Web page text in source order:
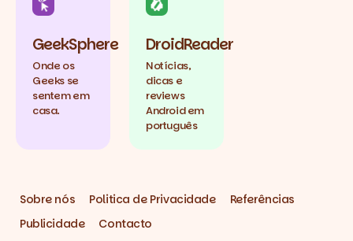
GeekSphere
Onde os
Geeks se
sentem em
casa.
DroidReader
Notícias,
dicas e
reviews
Android em
português
Sobre nós Politica de Privacidade
Referências
Publicidade
Contacto